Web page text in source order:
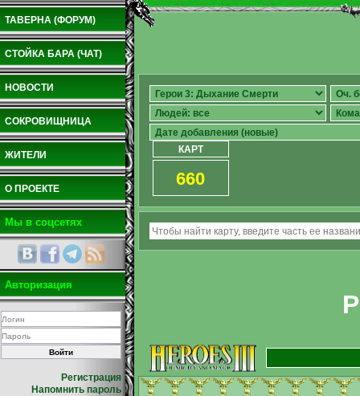
ТАВЕРНА (ФОРУМ)
СТОЙКА БАРА (ЧАТ)
НОВОСТИ
СОКРОВИЩНИЦА
ЖИТЕЛИ
О ПРОЕКТЕ
Мы в соцсетях
Авторизация
Регистрация
Напомнить пароль
КАРТ
660